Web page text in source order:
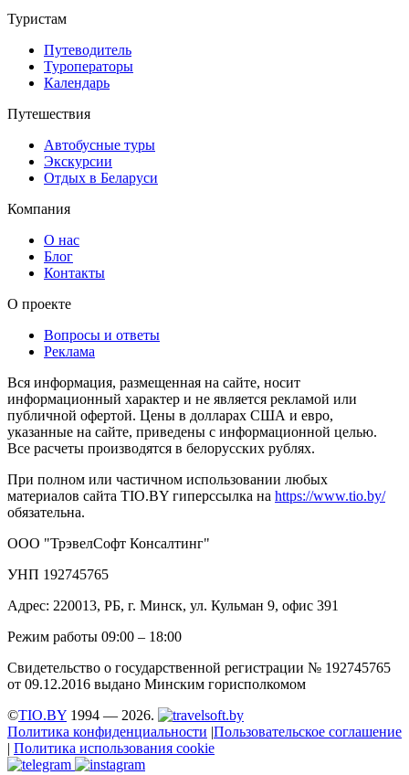
Туристам
Путеводитель
Туроператоры
Календарь
Путешествия
Автобусные туры
Экскурсии
Отдых в Беларуси
Компания
О нас
Блог
Контакты
О проекте
Вопросы и ответы
Реклама
Вся информация, размещенная на сайте, носит
информационный характер и не является рекламой или
публичной офертой. Цены в долларах США и евро,
указанные на сайте, приведены с информационной целью.
Все расчеты производятся в белорусских рублях.
При полном или частичном использовании любых
материалов сайта TIO.BY гиперссылка на https://www.tio.by/
обязательна.
ООО "ТрэвелСофт Консалтинг"
УНП 192745765
Адрес: 220013, РБ, г. Минск, ул. Кульман 9, офис 391
Режим работы 09:00 – 18:00
Свидетельство о государственной регистрации № 192745765
от 09.12.2016 выдано Минским горисполкомом
©TIO.BY 1994 — 2026.
Политика конфиденциальности |Пользовательское соглашение
| Политика использования cookie